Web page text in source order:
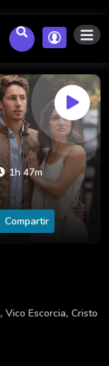
1h 47m
Compartir
, Vico Escorcia, Cristo